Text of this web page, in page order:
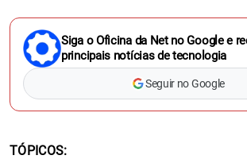
Siga o Oficina da Net no Google e
principais notícias de tecnologia
Seguir no Google
TÓPICOS